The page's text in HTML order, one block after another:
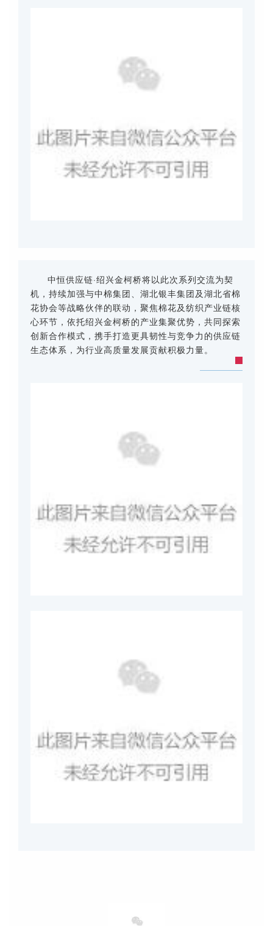
中恒供应链·绍兴金柯桥将以此次系列交流为契
机，持续加强与中棉集团、湖北银丰集团及湖北省棉
花协会等战略伙伴的联动，聚焦棉花及纺织产业链核
心环节，依托绍兴金柯桥的产业集聚优势，共同探索
创新合作模式，携手打造更具韧性与竞争力的供应链
生态体系，为行业高质量发展贡献积极力量。